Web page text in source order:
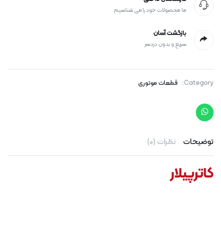
ما محصولات خود را می شناسیم
بازگشت آسان
سریع و بدون دردسر
Category: قطعات موتوری
توضیحات نظرات (0)
کاترپیلار